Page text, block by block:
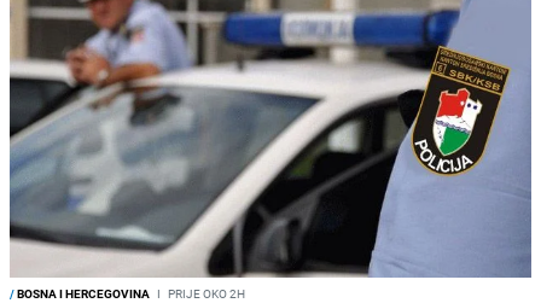
/BOSNA I HERCEGOVINA I PRIJE OKO 2H